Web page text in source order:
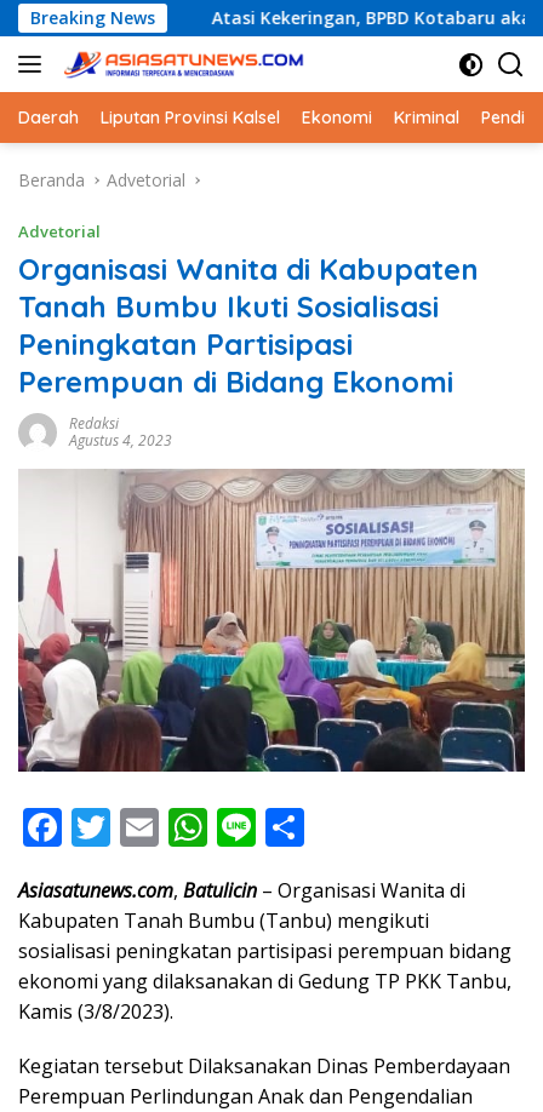
Langsung
ke
konten
Breaking News
Atasi Kekeringan, BPBD Kotabaru akan Distribusikan
Daerah Liputan Provinsi Kalsel Ekonomi Kriminal
Beranda Advetorial
Advetorial
Organisasi Wanita di Kabupaten
Tanah Bumbu Ikuti Sosialisasi
Peningkatan Partisipasi
Perempuan di Bidang Ekonomi
Redaksi
Agustus 4, 2023
F
e
b
o
o
k
T
itt
er
E
ai
l
W
at
s
A
p
Li
e ar
e
Asiasatunews.com, Batulicin – Organisasi Wanita di
Kabupaten Tanah Bumbu (Tanbu) mengikuti
sosialisasi peningkatan partisipasi perempuan bidang
ekonomi yang dilaksanakan di Gedung TP PKK Tanbu,
Kamis (3/8/2023).
Kegiatan tersebut Dilaksanakan Dinas Pemberdayaan
Perempuan Perlindungan Anak dan Pengendalian